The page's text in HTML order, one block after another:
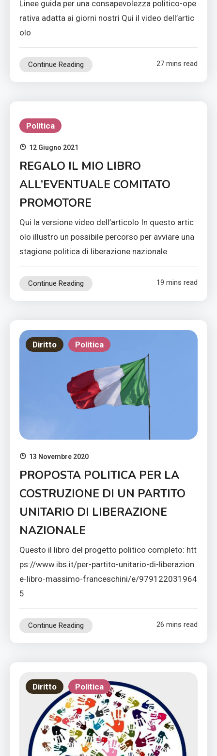
Linee guida per una consapevolezza politico-ope
rativa adatta ai giorni nostri Qui il video dell’artic
olo
Continue Reading 27 mins read
Politica
12 Giugno 2021
REGALO IL MIO LIBRO
ALL’EVENTUALE COMITATO
PROMOTORE
Qui la versione video dell’articolo In questo artic
olo illustro un possibile percorso per avviare una
stagione politica di liberazione nazionale
Continue Reading 19 mins read
Diritto Politica
13 Novembre 2020
PROPOSTA POLITICA PER LA
COSTRUZIONE DI UN PARTITO
UNITARIO DI LIBERAZIONE
NAZIONALE
Questo il libro del progetto politico completo: htt
ps://www.ibs.it/per-partito-unitario-di-liberazion
e-libro-massimo-franceschini/e/979122031964
5
Continue Reading 26 mins read
Diritto Politica